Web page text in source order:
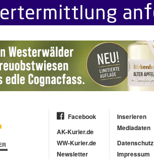
Facebook
AK-Kurier.de
WW-Kurier.de
Newsletter
Inserieren
Mediadaten
Datenschutz
Impressum